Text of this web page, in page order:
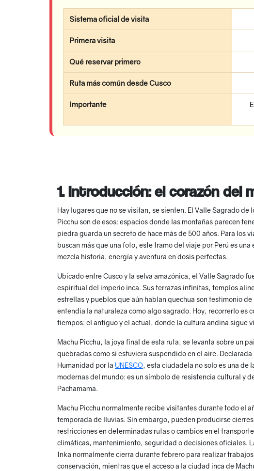
Sistema oficial de visita
Primera visita
Qué reservar primero
Ruta más común desde Cusco
Importante
1. Introducción: el corazón del
Hay lugares que no se visitan, se sienten. El Valle Sagrado de
Picchu son de esos: espacios donde las montañas parecen
piedra guarda un secreto de hace más de 500 años. Para los
buscan más que una foto, este tramo del viaje por Perú es
mezcla historia, energía y aventura en dosis perfectas.
Ubicado entre Cusco y la selva amazónica, el Valle Sagrado
espiritual del imperio inca. Sus terrazas infinitas, templos
estrellas y pueblos que aún hablan quechua son testimonio
entendía la naturaleza como algo sagrado. Hoy, recorrerlo es
tiempos: el antiguo y el actual, donde la cultura andina sigue
Machu Picchu, la joya final de esta ruta, se levanta sobre un
quebradas como si estuviera suspendido en el aire.
Humanidad por la UNESCO, esta ciudadela no solo es una de
modernas del mundo: es un símbolo de resistencia cultural y
Pachamama.
Machu Picchu normalmente recibe visitantes durante todo el
temporada de lluvias. Sin embargo, pueden producirse
restricciones en determinadas rutas o cambios en el
climáticas, mantenimiento, seguridad o decisiones oficiales.
Inka normalmente cierra durante febrero para realizar
conservación, mientras que el acceso a la ciudad inca de